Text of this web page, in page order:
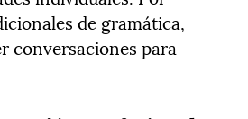
de gramática,
conversaciones para